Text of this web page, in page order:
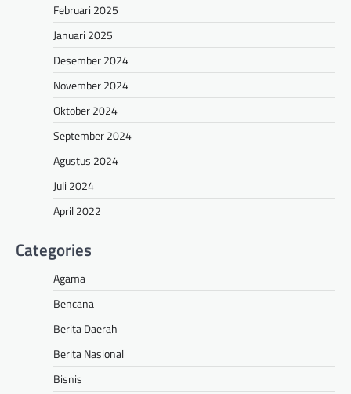
Februari 2025
Januari 2025
Desember 2024
November 2024
Oktober 2024
September 2024
Agustus 2024
Juli 2024
April 2022
Categories
Agama
Bencana
Berita Daerah
Berita Nasional
Bisnis